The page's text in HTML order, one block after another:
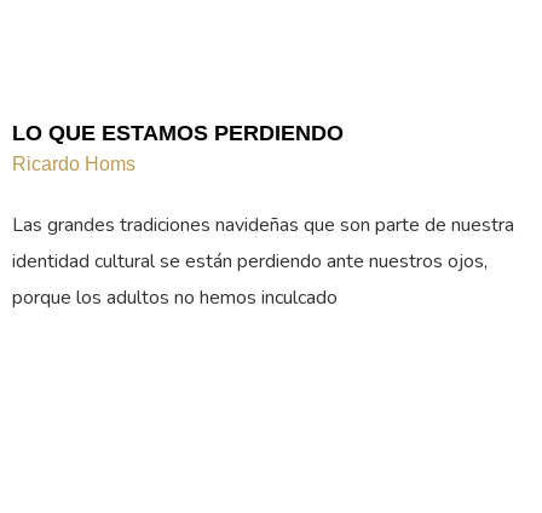
LO QUE ESTAMOS PERDIENDO
Ricardo Homs
Las grandes tradiciones navideñas que son parte de nuestra
identidad cultural se están perdiendo ante nuestros ojos,
porque los adultos no hemos inculcado